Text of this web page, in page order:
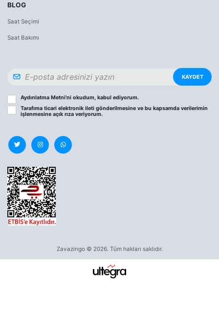
BLOG
Saat Seçimi
Saat Bakımı
KAYDET
Aydınlatma Metni’ni okudum, kabul ediyorum.
Tarafıma ticari elektronik ileti gönderilmesine ve bu kapsamda verilerimin
işlenmesine açık rıza veriyorum.
Zavazingo © 2026. Tüm hakları saklıdır.